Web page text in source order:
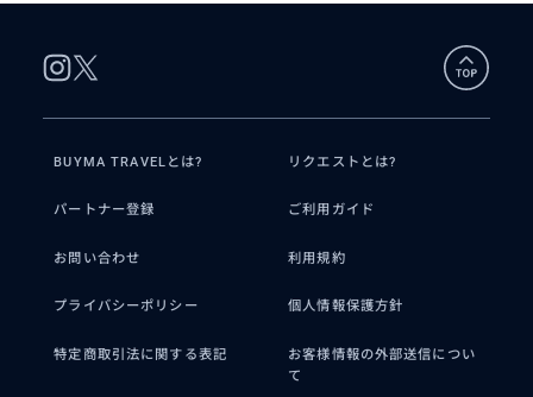
BUYMA TRAVELとは? リクエストとは?
パートナー登録 ご利用ガイド
お問い合わせ 利用規約
プライバシーポリシー 個人情報保護方針
特定商取引法に関する表記
お客様情報の外部送信につい
て